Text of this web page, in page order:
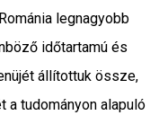
legnagyobb
időtartamú és
állítottuk össze,
a tudományon alapuló